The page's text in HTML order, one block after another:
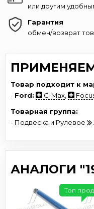
или другим
Гарантия
обмен/возврат
Товар подходит к
- Ford: C-Max
Товарная группа:
- Подвеска и Рулевое
АНАЛОГИ
Топ